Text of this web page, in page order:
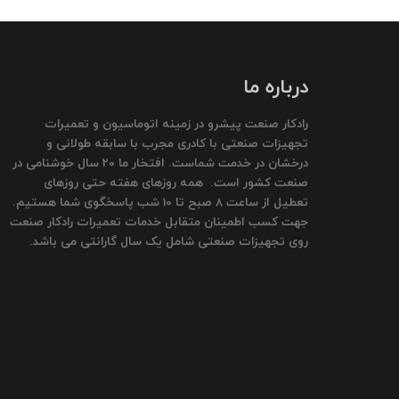
درباره ما
رادکار صنعت پیشرو در زمینه اتوماسیون و تعمیرات
تجهیزات صنعتی با کادری مجرب با سابقه طولانی و
درخشان در خدمت شماست. افتخار ما 20 سال خوشنامی در
صنعت کشور است. همه روزهای هفته حتی روزهای
تعطیل از ساعت 8 صبح تا 10 شب پاسخگوی شما هستیم.
جهت کسب اطمینان متقابل خدمات تعمیرات رادکار صنعت
روی تجهیزات صنعتی شامل یک سال گارانتی می باشد.